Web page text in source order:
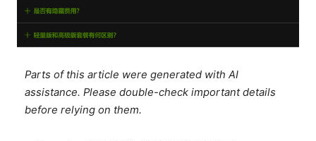
Parts of this article were generated with AI
assistance. Please double-check important details
before relying on them.